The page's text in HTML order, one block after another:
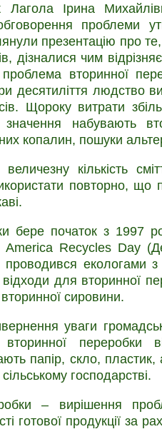
Лагола Ірина
проблеми
презентацію про
дізналися чим
проблема вторинної
десятиліття людство
Щороку витрати
набувають
копалин, пошуки
кількість
повторно, що
бере початок з 1997
Recycles Day
проводився екологами
для вторинної
сировини.
уваги
переробки
папір, скло, пластик,
господарстві.
– вирішення
готової продукції за